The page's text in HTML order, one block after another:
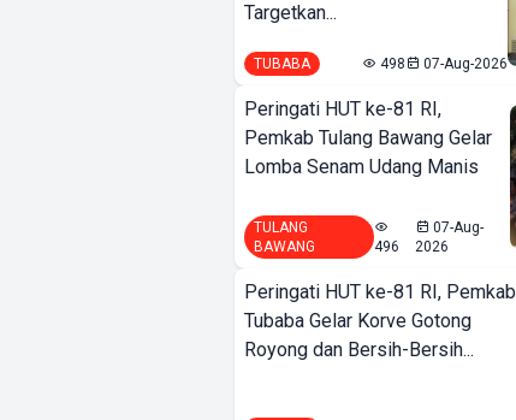
Targetkan...
TUBABA 498 07-Aug-2026
Peringati HUT ke-81 RI,
Pemkab Tulang Bawang Gelar
Lomba Senam Udang Manis
TULANG
BAWANG
496
07-Aug-
2026
Peringati HUT ke-81 RI, Pemkab
Tubaba Gelar Korve Gotong
Royong dan Bersih-Bersih...